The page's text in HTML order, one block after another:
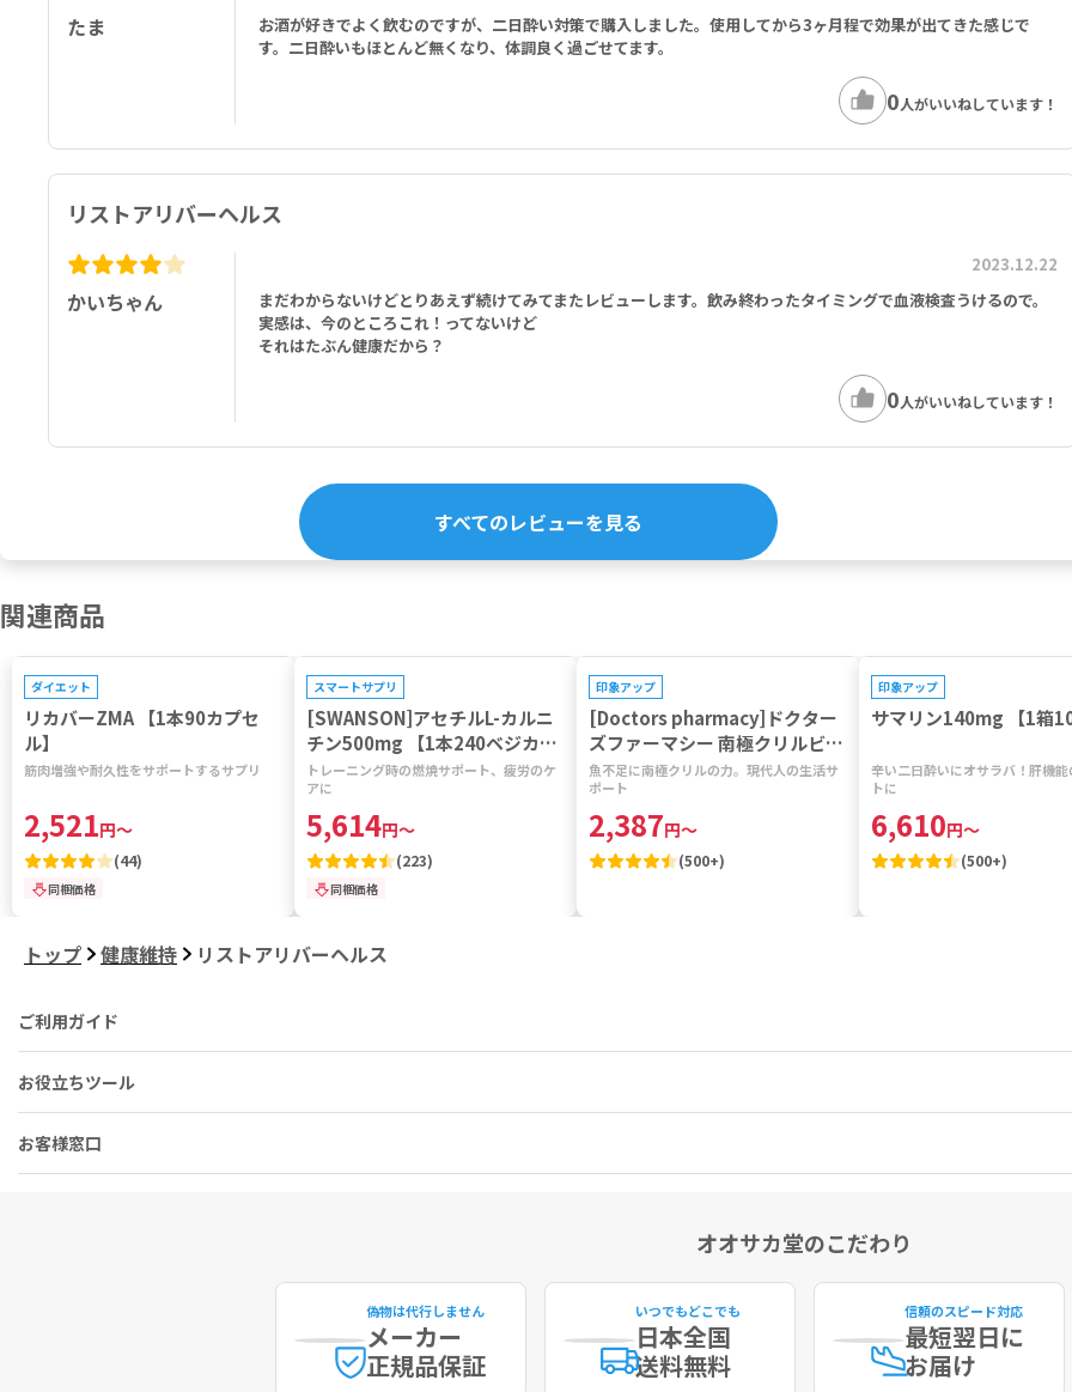
たま
お酒が好きでよく飲むのですが、二日酔い対策で購入しました。使用してから3ヶ月程で効果が出てきた感じで
す。二日酔いもほとんど無くなり、体調良く過ごせてます。
0人がいいねしています！
リストアリバーヘルス
かいちゃん
2023.12.22
まだわからないけどとりあえず続けてみてまたレビューします。飲み終わったタイミングで血液検査うけるので。
実感は、今のところこれ！ってないけど
それはたぶん健康だから？
0人がいいねしています！
すべてのレビューを見る
関連商品
ダイエット
リカバーZMA 【1本90カプセ
ル】
筋肉増強や耐久性をサポートするサプリ
2,521円～
(44)
同梱価格
スマートサプリ
[SWANSON]アセチルL-カルニ
チン500mg 【1本240ベジカプ
セル】
トレーニング時の燃焼サポート、疲労のケ
アに
5,614円～
(223)
同梱価格
印象アップ
[Doctors pharmacy]ドクター
ズファーマシー 南極クリルビタ
ミン 【1袋120粒】
魚不足に南極クリルの力。現代人の生活サ
ポート
2,387円～
(500+)
印象アップ
サマリン140mg 【1箱
辛い二日酔いにオサラバ！肝機能
トに
6,610円～
(500+)
トップ 健康維持 リストアリバーヘルス
ご利用ガイド
お役立ちツール
お客様窓口
オオサカ堂のこだわり
偽物は代行しません
メーカー
正規品保証
いつでもどこでも
日本全国
送料無料
信頼のスピード対応
最短翌日に
お届け